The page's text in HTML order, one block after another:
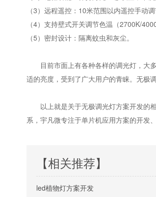
（3）远程遥控：10米范围以内遥控手动调
（4）支持壁式开关调节色温（2700K/
（5）密封设计：隔离蚊虫和灰尘。
目前市面上有各种各样的调光灯，大多
适的亮度，受到了广大用户的青睐。无极
以上就是关于无极调光灯方案开发的
系，宇凡微专注于单片机应用方案的开发
【相关推荐】
led植物灯方案开发